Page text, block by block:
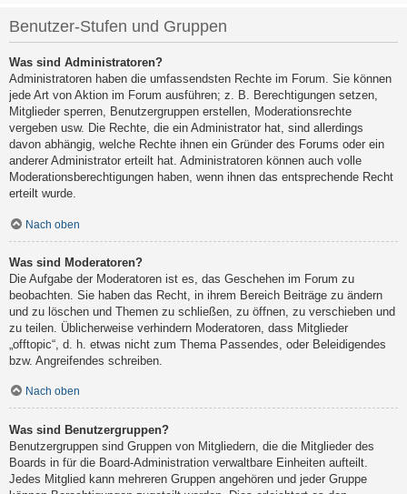
Benutzer-Stufen und Gruppen
Was sind Administratoren?
Administratoren haben die umfassendsten Rechte im Forum. Sie können
jede Art von Aktion im Forum ausführen; z. B. Berechtigungen setzen,
Mitglieder sperren, Benutzergruppen erstellen, Moderationsrechte
vergeben usw. Die Rechte, die ein Administrator hat, sind allerdings
davon abhängig, welche Rechte ihnen ein Gründer des Forums oder ein
anderer Administrator erteilt hat. Administratoren können auch volle
Moderationsberechtigungen haben, wenn ihnen das entsprechende Recht
erteilt wurde.
Nach oben
Was sind Moderatoren?
Die Aufgabe der Moderatoren ist es, das Geschehen im Forum zu
beobachten. Sie haben das Recht, in ihrem Bereich Beiträge zu ändern
und zu löschen und Themen zu schließen, zu öffnen, zu verschieben und
zu teilen. Üblicherweise verhindern Moderatoren, dass Mitglieder
„offtopic“, d. h. etwas nicht zum Thema Passendes, oder Beleidigendes
bzw. Angreifendes schreiben.
Nach oben
Was sind Benutzergruppen?
Benutzergruppen sind Gruppen von Mitgliedern, die die Mitglieder des
Boards in für die Board-Administration verwaltbare Einheiten aufteilt.
Jedes Mitglied kann mehreren Gruppen angehören und jeder Gruppe